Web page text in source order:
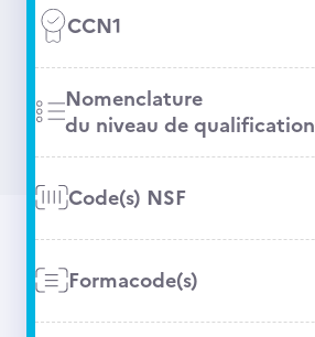
CCN1
Nomenclature
du niveau de qualification
Code(s) NSF
Formacode(s)